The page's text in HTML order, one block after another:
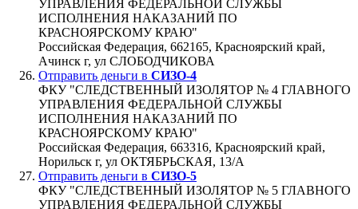
УПРАВЛЕНИЯ ФЕДЕРАЛЬНОЙ СЛУЖБЫ
ИСПОЛНЕНИЯ НАКАЗАНИЙ ПО
КРАСНОЯРСКОМУ КРАЮ"
Российская Федерация, 662165, Красноярский край,
Ачинск г, ул СЛОБОДЧИКОВА
Отправить деньги в СИЗО-4
ФКУ "СЛЕДСТВЕННЫЙ ИЗОЛЯТОР № 4 ГЛАВНОГО
УПРАВЛЕНИЯ ФЕДЕРАЛЬНОЙ СЛУЖБЫ
ИСПОЛНЕНИЯ НАКАЗАНИЙ ПО
КРАСНОЯРСКОМУ КРАЮ"
Российская Федерация, 663316, Красноярский край,
Норильск г, ул ОКТЯБРЬСКАЯ, 13/А
Отправить деньги в СИЗО-5
ФКУ "СЛЕДСТВЕННЫЙ ИЗОЛЯТОР № 5 ГЛАВНОГО
УПРАВЛЕНИЯ ФЕДЕРАЛЬНОЙ СЛУЖБЫ